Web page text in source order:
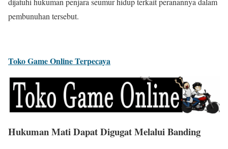
pembunuhan tersebut.
Toko Game Online Terpecaya
Hukuman Mati Dapat Digugat Melalui Banding